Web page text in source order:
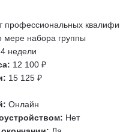
профессиональных
мере набора группы
4 недели
12 100 ₽
15 125 ₽
Онлайн
Нет